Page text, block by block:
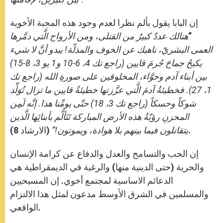
إن البابا يقول بألم نظرا لعدم وجود هذه المحبة الأخوية
“هنالك عددٌ كبيرٌ من القتلى، ومن الأرواح الَّتي دمَّرها
العمى البشريّ، ناهيك عن الخوف والمذلّة! يبدو أنَّ لا شيء
يكبحُ جماحَ جُرمَ قايين (راجع تك 4، 6-10 و1 يو 3، 8-15)
بين أبناء آدم وحوَّاء، المخلوقين على صورةِ الله (راجع تك
1، 27). فخطيئةُ آدمَ الَّتي عزَّزتها خطيئةُ قايين ما تزال تُوَلِّد
شوكاً وحسكاً (راجع تك 3، 18) حتّى يومِّنا هذا. إنَّه لَمِن
المحزنِ رؤيّةُ هذه الأرض المباركة تَتَألَّم بأبنائِها الَّذين
يتقاتلون فيما بينهم بلا هوادة، ويموتون!”(الارشاد 8).
إن الحب والتسامح والعدل والدفاع عن كرامة الإنسان
والحرية (حتى الدينية منها) والرغبة في الديمقراطية هي
الدعائم الاساسية لمجتمع أخوي. إن المسيحيين
والمسلمين في الشرق الأوسط مدعون لمثل هذا الالتزام
الواقعي.